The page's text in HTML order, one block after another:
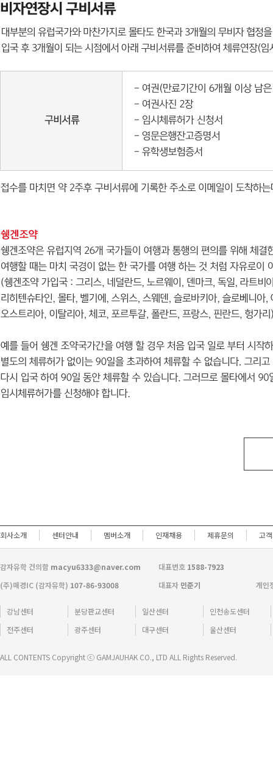
회사소개 센터안내 멤버소개 인재채용 제휴문의 고
감자유학 건의함 macyu6333@naver.com 대표번호 1588-7923
(주)매경IC (감자유학) 107-86-93008 대표자 민준기 개인
강남센터 분당판교센터 일산센터
인천송도센터
전주센터
광주센터 대구센터 울산센터
ALL CONTENTS Copyright ⓒ GAMJAUHAK CO., LTD ALL Rights Reserved.